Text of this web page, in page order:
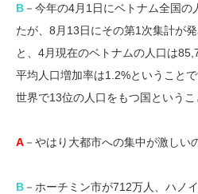
B －今年の4月1日にベトナム全国
たが、8月13日にその第1次集計が
と、4月現在のベトナムの人口は
平均人口増加率は1.2%ということ
世界で13位の人口をもつ国というこ
A －やはり大都市への集中が激しい
B －ホーチミン市が712万人、ハノ